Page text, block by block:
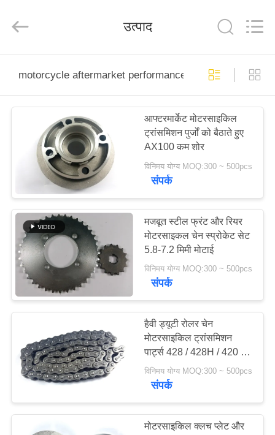
उत्पादों
वीडियो
बारे
कारखाना
भ्रमण
नियंत्रण
एक
उद्धरण
Export
Reserved.
उत्पाद
motorcycle aftermarket performance parts
आफ्टरमार्केट मोटरसाइकिल
ट्रांसमिशन पुर्जों को बैठाते हुए
AX100 कम शोर
विनिमय योग्य MOQ:300 ~ 500pcs
संपर्क
मजबूत स्टील फ्रंट और रियर
मोटरसाइकल चेन स्प्रोकेट सेट
5.8-7.2 मिमी मोटाई
विनिमय योग्य MOQ:300 ~ 500pcs
संपर्क
हैवी ड्यूटी रोलर चेन
मोटरसाइकिल ट्रांसमिशन
पार्ट्स 428 / 428H / 420 /
520H प्रकार
विनिमय योग्य MOQ:300 ~ 500pcs
संपर्क
मोटरसाइकिल क्लच प्लेट और